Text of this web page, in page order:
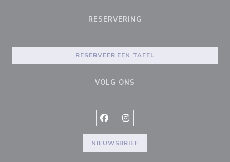
RESERVERING
RESERVEER EEN TAFEL
VOLG ONS
Facebook ((opent in een nieuw
Instagram ((opent in een
NIEUWSBRIEF